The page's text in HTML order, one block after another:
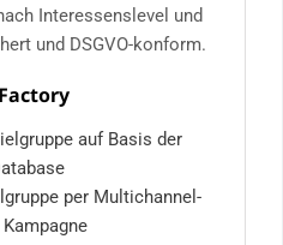
Interessenslevel und
und DSGVO-konform.
auf Basis der
per Multichannel-